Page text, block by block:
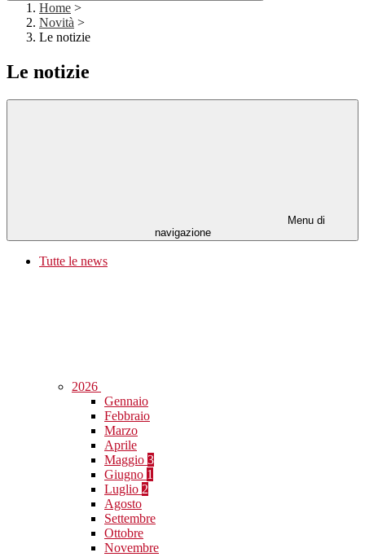
Home >
Novità >
Le notizie
Le notizie
Menu di
navigazione
Tutte le news
2026
Gennaio
Febbraio
Marzo
Aprile
Maggio 3
Giugno 1
Luglio 2
Agosto
Settembre
Ottobre
Novembre